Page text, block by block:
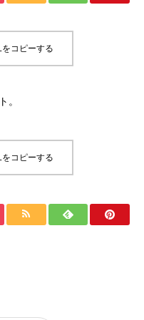
コピーする
。
コピーする